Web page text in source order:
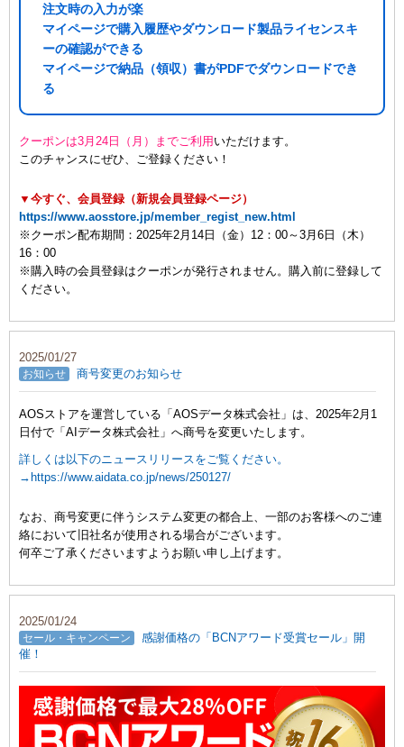
注文時の入力が楽
マイページで購入履歴やダウンロード製品ライセンスキ
ーの確認ができる
マイページで納品（領収）書がPDFでダウンロードでき
る
クーポンは3月24日（月）までご利用 いただけます。
このチャンスにぜひ、ご登録ください！
▼今すぐ、会員登録（新規会員登録ページ）
https://www.aosstore.jp/member_regist_new.html
※クーポン配布期間：2025年2月14日（金）12：00～3月6日（木）
16：00
※購入時の会員登録はクーポンが発行されません。購入前に登録して
ください。
2025/01/27
お知らせ 商号変更のお知らせ
AOSストアを運営している「AOSデータ株式会社」は、2025年2月1
日付で「AIデータ株式会社」へ商号を変更いたします。
詳しくは以下のニュースリリースをご覧ください。
→https://www.aidata.co.jp/news/250127/
なお、商号変更に伴うシステム変更の都合上、一部のお客様へのご連
絡において旧社名が使用される場合がございます。
何卒ご了承くださいますようお願い申し上げます。
2025/01/24
セール・キャンペーン
感謝価格の「BCNアワード受賞セール」開
催！